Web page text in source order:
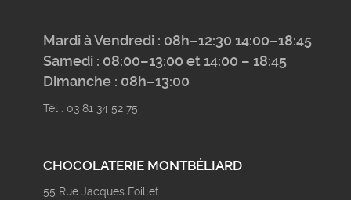
Mardi à Vendredi : 08h–12:30 14:00–18:45
Samedi : 08:00–13:00 et 14:00 – 18:45
Dimanche : 08h–13:00
Tél : 03 81 34 52 75
CHOCOLATERIE MONTBÉLIARD
55 Rue Jacques Foillet